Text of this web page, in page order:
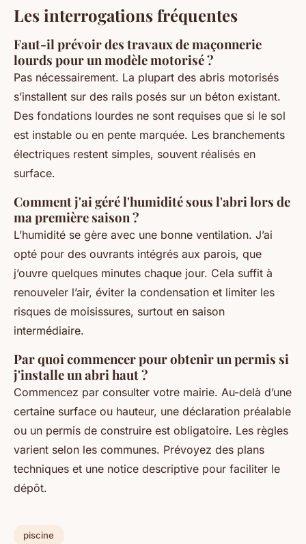
Les interrogations fréquentes
Faut-il prévoir des travaux de maçonnerie
lourds pour un modèle motorisé ?
Pas nécessairement. La plupart des abris motorisés
s’installent sur des rails posés sur un béton existant.
Des fondations lourdes ne sont requises que si le sol
est instable ou en pente marquée. Les branchements
électriques restent simples, souvent réalisés en
surface.
Comment j'ai géré l'humidité sous l'abri lors de
ma première saison ?
L’humidité se gère avec une bonne ventilation. J’ai
opté pour des ouvrants intégrés aux parois, que
j’ouvre quelques minutes chaque jour. Cela suffit à
renouveler l’air, éviter la condensation et limiter les
risques de moisissures, surtout en saison
intermédiaire.
Par quoi commencer pour obtenir un permis si
j'installe un abri haut ?
Commencez par consulter votre mairie. Au-delà d’une
certaine surface ou hauteur, une déclaration préalable
ou un permis de construire est obligatoire. Les règles
varient selon les communes. Prévoyez des plans
techniques et une notice descriptive pour faciliter le
dépôt.
piscine